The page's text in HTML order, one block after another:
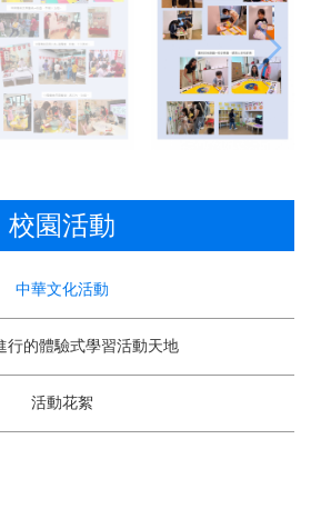
校園活動
中華文化活動
行的體驗式學習活動天地
活動花絮